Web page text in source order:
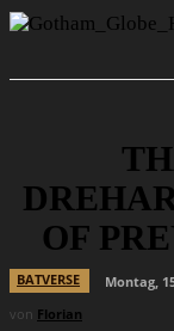
OF
BATVERSE
Montag,
von Florian